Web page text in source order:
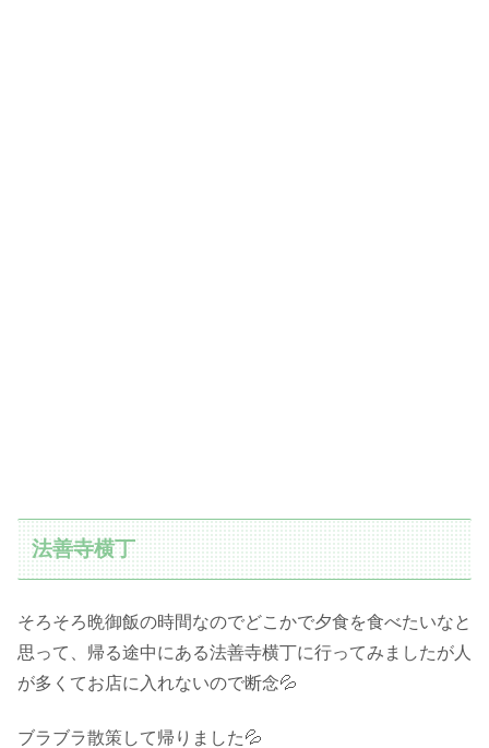
法善寺横丁
そろそろ晩御飯の時間なのでどこかで夕食を食べたいなと
思って、帰る途中にある法善寺横丁に行ってみましたが人
が多くてお店に入れないので断念💦
ブラブラ散策して帰りました💦